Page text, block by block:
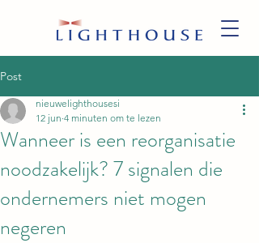
Post
Wanneer is een reorganisatie
noodzakelijk? 7 signalen die
ondernemers niet mogen
negeren
nieuwelighthousesi
12 jun 4 minuten om te lezen